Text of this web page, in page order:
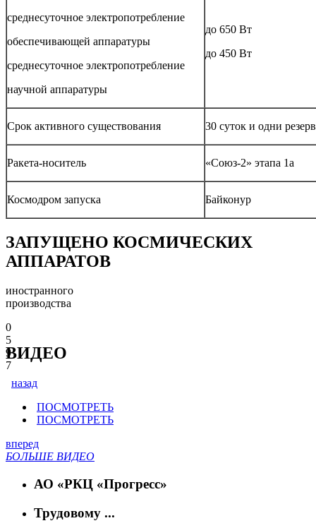
среднесуточное электропотребление
обеспечивающей аппаратуры
среднесуточное электропотребление
научной аппаратуры
до 650 Вт
до 450 Вт
Срок активного существования 30 суток и одни
Ракета-носитель «Союз-2» этапа 1а
Космодром запуска Байконур
ЗАПУЩЕНО КОСМИЧЕСКИХ
АППАРАТОВ
иностранного
производства
0
5
9
7
ВИДЕО
назад
ПОСМОТРЕТЬ
ПОСМОТРЕТЬ
вперед
БОЛЬШЕ ВИДЕО
АО «РКЦ «Прогресс»
Трудовому ...